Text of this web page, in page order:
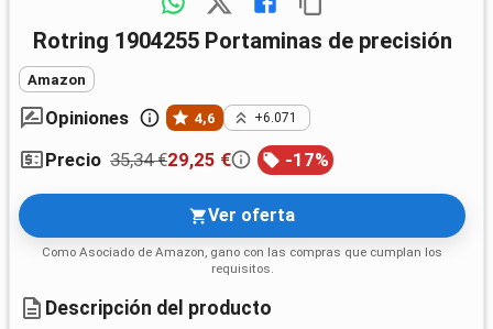
Rotring 1904255 Portaminas de precisión
Amazon
Opiniones 4,6 +6.071
Precio 35,34 €29,25 € -17%
Ver oferta
Como Asociado de Amazon, gano con las compras que cumplan los
requisitos.
Descripción del producto